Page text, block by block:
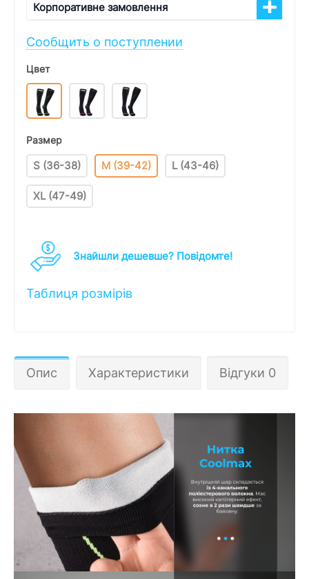
Корпоративне замовлення
Сообщить о поступлении
Цвет
Размер
S (36-38) M (39-42) L (43-46)
XL (47-49)
Знайшли дешевше? Повідомте!
Таблиця розмірів
Опис Характеристики Відгуки 0